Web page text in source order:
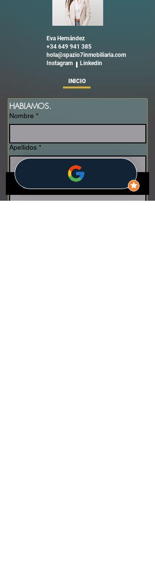
Eva Hernández
+34 649 941 385
hola@spazio7inmobiliaria.com
Instagram Linkedin
INICIO
HABLAMOS.
Nombre *
Apellidos *
Email